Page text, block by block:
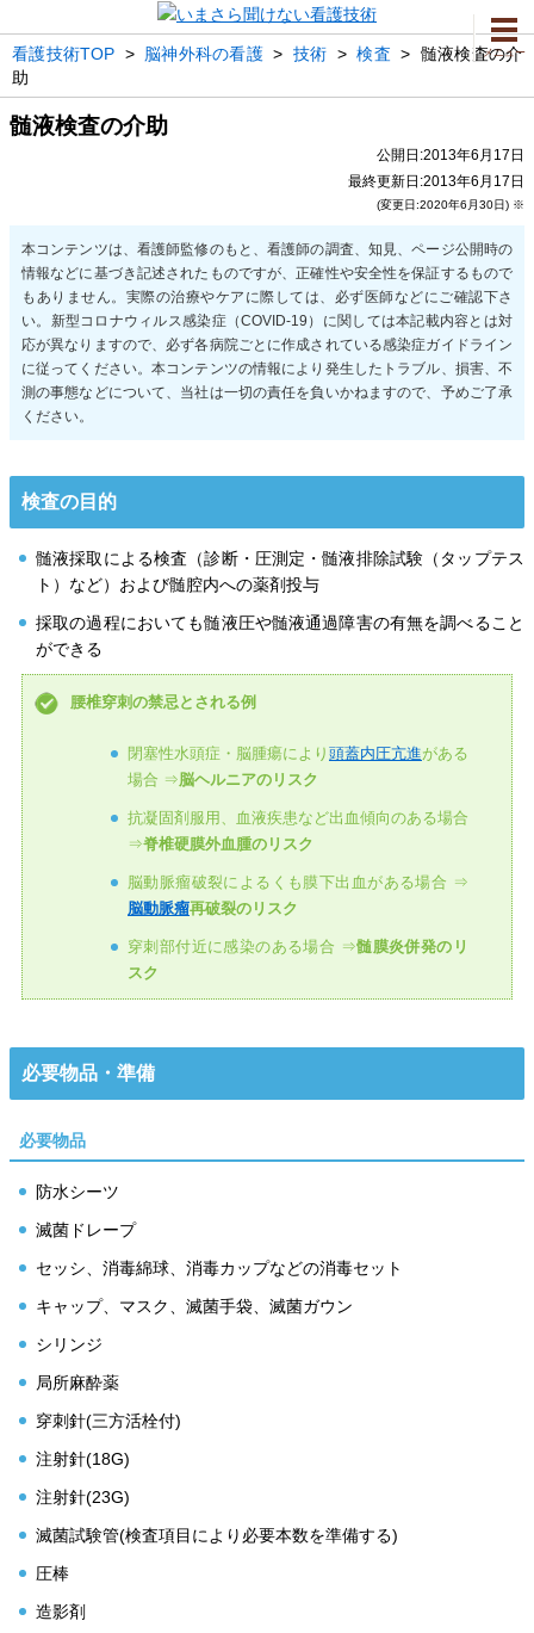
メニュー
看護技術TOP > 脳神外科の看護> 技術 >検査 > 髄液検査の介
助
髄液検査の介助
公開日:2013年6月17日
最終更新日:2013年6月17日
(変更日:2020年6月30日) ※
検査の目的
髄液採取による検査（診断・圧測定・髄液排除試験（タップテス
ト）など）および髄腔内への薬剤投与
採取の過程においても髄液圧や髄液通過障害の有無を調べること
ができる
腰椎穿刺の禁忌とされる例
閉塞性水頭症・脳腫瘍により 頭蓋内圧亢進がある
場合 ⇒脳ヘルニアのリスク
抗凝固剤服用、血液疾患など出血傾向のある場合
⇒脊椎硬膜外血腫のリスク
脳動脈瘤破裂によるくも膜下出血がある場合 ⇒
脳動脈瘤再破裂のリスク
穿刺部付近に感染のある場合 ⇒髄膜炎併発のリ
スク
必要物品・準備
必要物品
防水シーツ
滅菌ドレープ
セッシ、消毒綿球、消毒カップなどの消毒セット
キャップ、マスク、滅菌手袋、滅菌ガウン
シリンジ
局所麻酔薬
穿刺針(三方活栓付)
注射針(18G)
注射針(23G)
滅菌試験管(検査項目により必要本数を準備する)
圧棒
造影剤